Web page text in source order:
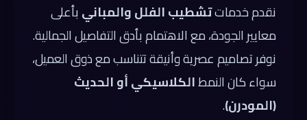
نقدم خدماتتشطيب الفلل والمبانيبأعلى
معايير الجودة، مع الاهتمام بأدق التفاصيل الجمالية.
نوفر تصاميم عصرية وأنيقة تتناسب مع ذوق العميل،
سواء كان النمطالكلاسيكي أو الحديث
(المودرن).